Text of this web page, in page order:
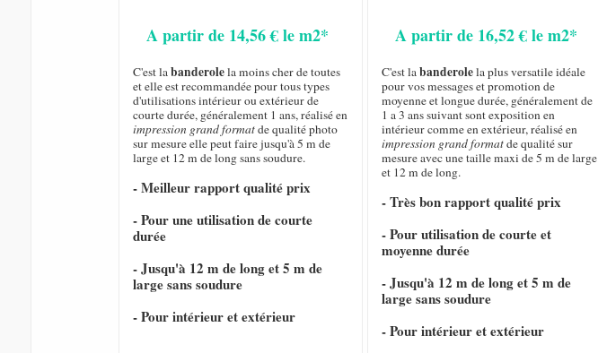
A partir de 14,56 € le m2*
C'est labanderolela moins cher de toutes
et elle est recommandée pour tous types
d'utilisations intérieur ou extérieur de
courte durée, généralement 1 ans, réalisé en
impression grand formatde qualité photo
sur mesure elle peut faire jusqu'à 5 m de
large et 12 m de long sans soudure.
- Meilleur rapport qualité prix
- Pour une utilisation de courte
durée
- Jusqu'à 12 m de long et 5 m de
large sans soudure
- Pour intérieur et extérieur
A partir de 16,52 € le m2*
C'est labanderolela plus versatile idéale
pour vos messages et promotion de
moyenne et longue durée, généralement de
1 a 3 ans suivant sont exposition en
intérieur comme en extérieur, réalisé en
impression grand formatde qualité sur
mesure avec une taille maxi de 5 m de large
et 12 m de long.
- Très bon rapport qualité prix
- Pour utilisation de courte et
moyenne durée
- Jusqu'à 12 m de long et 5 m de
large sans soudure
- Pour intérieur et extérieur